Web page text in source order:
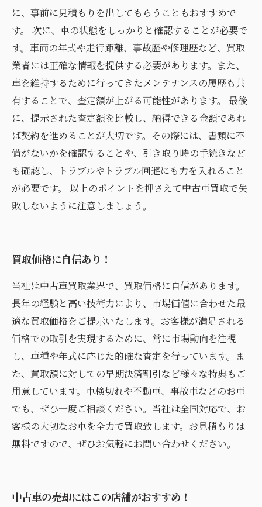
に、事前に見積もりを出してもらうこともおすすめで
す。 次に、車の状態をしっかりと確認することが必要で
す。車両の年式や走行距離、事故歴や修理歴など、買取
業者には正確な情報を提供する必要があります。また、
車を維持するために行ってきたメンテナンスの履歴も共
有することで、査定額が上がる可能性があります。 最後
に、提示された査定額を比較し、納得できる金額であれ
ば契約を進めることが大切です。その際には、書類に不
備がないかを確認することや、引き取り時の手続きなど
も確認し、トラブルやトラブル回避にも力を入れること
が必要です。 以上のポイントを押さえて中古車買取で失
敗しないように注意しましょう。
買取価格に自信あり！
当社は中古車買取業界で、買取価格に自信があります。
長年の経験と高い技術力により、市場価値に合わせた最
適な買取価格をご提示いたします。お客様が満足される
価格での取引を実現するために、常に市場動向を注視
し、車種や年式に応じた的確な査定を行っています。ま
た、買取額に対しての早期決済割引など様々な特典もご
用意しています。車検切れや不動車、事故車などのお車
でも、ぜひ一度ご相談ください。当社は全国対応で、お
客様の大切なお車を全力で買取致します。お見積もりは
無料ですので、ぜひお気軽にお問い合わせください。
中古車の売却にはこの店舗がおすすめ！